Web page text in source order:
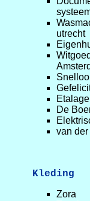
utrecht
De
van
Kleding
Zora